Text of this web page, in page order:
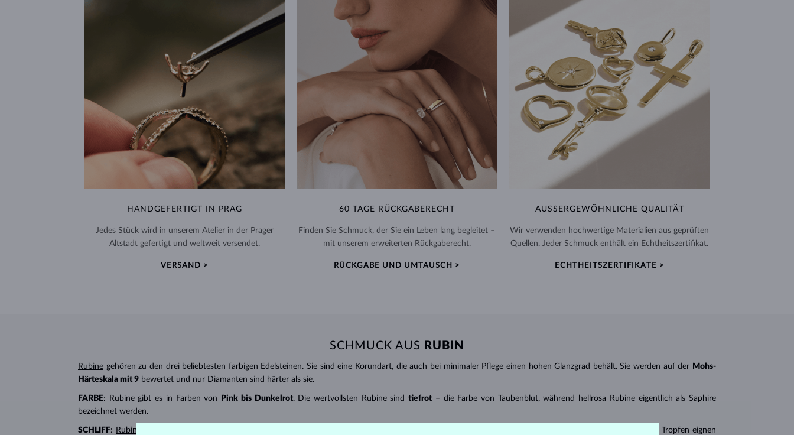
HANDGEFERTIGT IN PRAG
Jedes Stück wird in unserem Atelier in der Prager
Altstadt gefertigt und weltweit versendet.
VERSAND >
60 TAGE RÜCKGABERECHT
Finden Sie Schmuck, der Sie ein Leben lang begleitet –
mit unserem erweiterten Rückgaberecht.
RÜCKGABE UND UMTAUSCH >
AUSSERGEWÖHNLICHE QUALITÄT
Wir verwenden hochwertige Materialien aus geprüften
Quellen. Jeder Schmuck enthält ein Echtheitszertifikat.
ECHTHEITSZERTIFIKATE >
SCHMUCK AUS RUBIN
Rubine gehören zu den drei beliebtesten farbigen Edelsteinen. Sie sind eine Korundart, die auch bei minimaler Pflege einen hohen Glanzgrad behält. Sie werden auf der Mohs-
Härteskala mit 9 bewertet und nur Diamanten sind härter als sie.
FARBE: Rubine gibt es in Farben von Pink bis Dunkelrot. Die wertvollsten Rubine sind tiefrot – die Farbe von Taubenblut, während hellrosa Rubine eigentlich als Saphire
bezeichnet werden.
SCHLIFF: Rubinschmuck
besetzt. Interessante Formen wie Marquise, Herz und Tropfen eignen